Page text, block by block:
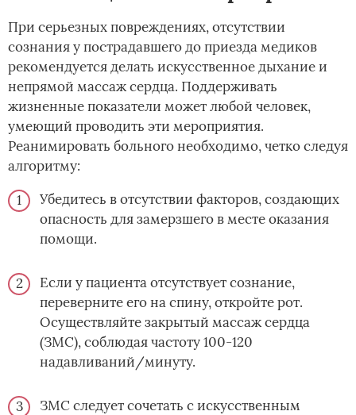
При серьезных повреждениях, отсутствии
сознания у пострадавшего до приезда медиков
рекомендуется делать искусственное дыхание и
непрямой массаж сердца. Поддерживать
жизненные показатели может любой человек,
умеющий проводить эти мероприятия.
Реанимировать больного необходимо, четко следуя
алгоритму:
Убедитесь в отсутствии факторов, создающих
опасность для замерзшего в месте оказания
помощи.
Если у пациента отсутствует сознание,
переверните его на спину, откройте рот.
Осуществляйте закрытый массаж сердца
(ЗМС), соблюдая частоту 100-120
надавливаний/минуту.
ЗМС следует сочетать с искусственным